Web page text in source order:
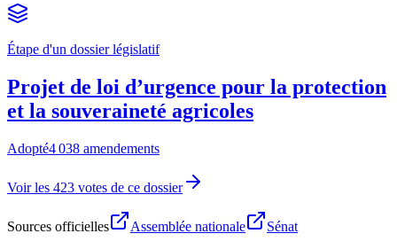
Étape d'un dossier législatif
Projet de loi d’urgence pour la protection
et la souveraineté agricoles
Adopté4 038 amendements
Voir les 423 votes de ce dossier
Sources officielles Assemblée nationale Sénat